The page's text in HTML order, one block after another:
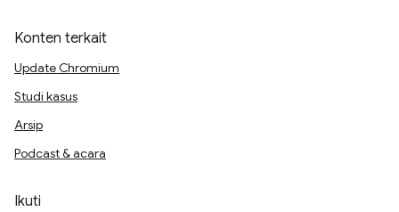
Konten terkait
Update Chromium
Studi kasus
Arsip
Podcast & acara
Ikuti